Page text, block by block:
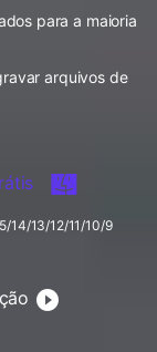
o
para a maioria
arquivos de
14/13/12/11/10/9